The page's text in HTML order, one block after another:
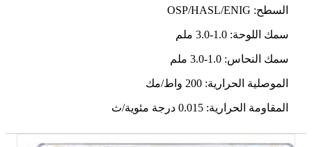
السطح: OSP/HASL/ENIG
سمك اللوحة: 1.0-3.0 ملم
سمك النحاس: 1.0-3.0 ملم
الموصلية الحرارية: 200 واط/مك
المقاومة الحرارية: 0.015 درجة مئوية/ث